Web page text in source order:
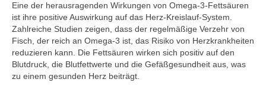
Eine der herausragenden Wirkungen von Omega-3-Fettsäuren
ist ihre positive Auswirkung auf das Herz-Kreislauf-System.
Zahlreiche Studien zeigen, dass der regelmäßige Verzehr von
Fisch, der reich an Omega-3 ist, das Risiko von Herzkrankheiten
reduzieren kann. Die Fettsäuren wirken sich positiv auf den
Blutdruck, die Blutfettwerte und die Gefäßgesundheit aus, was
zu einem gesunden Herz beiträgt.